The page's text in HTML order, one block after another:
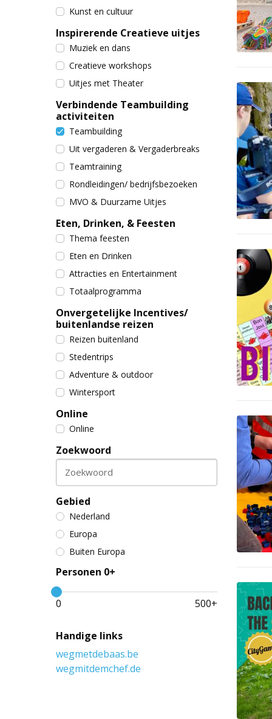
Kunst en cultuur
Inspirerende Creatieve uitjes
Muziek en dans
Creatieve workshops
Uitjes met Theater
Verbindende Teambuilding
activiteiten
Teambuilding
Uit vergaderen & Vergaderbreaks
Teamtraining
Rondleidingen/ bedrijfsbezoeken
MVO & Duurzame Uitjes
Eten, Drinken, & Feesten
Thema feesten
Eten en Drinken
Attracties en Entertainment
Totaalprogramma
Onvergetelijke Incentives/
buitenlandse reizen
Reizen buitenland
Stedentrips
Adventure & outdoor
Wintersport
Online
Online
Zoekwoord
Zoekwoord
Gebied
Nederland
Europa
Buiten Europa
Personen 0+
0 500+
Handige links
wegmetdebaas.be
wegmitdemchef.de